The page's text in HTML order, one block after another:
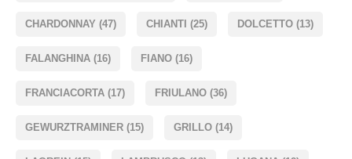
CHARDONNAY (47) CHIANTI (25) DOLCETTO (13)
FALANGHINA (16) FIANO (16)
FRANCIACORTA (17) FRIULANO (36)
GEWURZTRAMINER (15) GRILLO (14)